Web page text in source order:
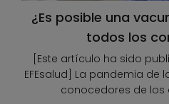
¿Es posible una
todos los
[Este artículo ha sido
EFEsalud] La pandemia de
conocedores de los